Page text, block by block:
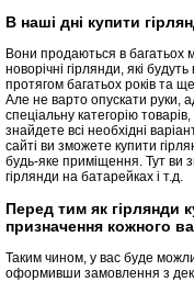
В наші дні купити
Вони продаються в багатьох
новорічні гірлянди, які
протягом багатьох років та
Але не варто опускати руки,
спеціальну категорію
знайдете всі необхідні
сайті ви зможете купити
будь-яке приміщення. Тут ви
гірлянди на батарейках і т.д.
Перед тим як гірлянди
призначення кожного
Таким чином, у вас буде
оформивши замовлення з